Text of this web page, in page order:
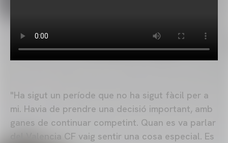
"Ha sigut un període que no ha sigut fàcil per a
mi. Havia de prendre una decisió important, amb
ganes de continuar competint. Quan es va parlar
del Valencia CF vaig sentir una cosa especial. Es